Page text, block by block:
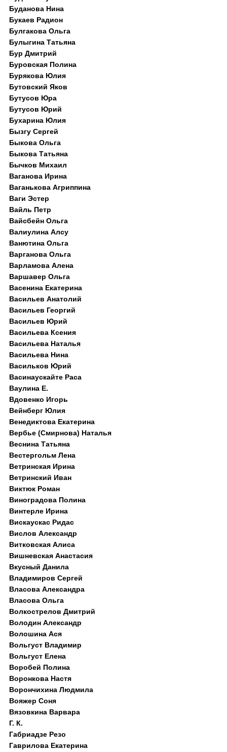
Буданова Нина
Букаев Радион
Булгакова Ольга
Булыгина Татьяна
Бур Дмитрий
Буровская Полина
Бурякова Юлия
Бутовский Яков
Бутусов Юра
Бутусов Юрий
Бухарина Юлия
Бызгу Сергей
Быкова Ольга
Быкова Татьяна
Бычков Михаил
Ваганова Ирина
Ваганькова Агриппина
Ваги Эстер
Вайль Петр
Вайсбейн Ольга
Валиулина Алсу
Ванютина Ольга
Варганова Ольга
Варламова Алена
Варшавер Ольга
Васенина Екатерина
Васильев Анатолий
Васильев Георгий
Васильев Юрий
Васильева Ксения
Васильева Наталья
Васильева Нина
Васильков Юрий
Васинаускайте Раса
Ваулина Е.
Вдовенко Игорь
Вейнберг Юлия
Венедиктова Екатерина
Вербье (Смирнова) Наталья
Веснина Татьяна
Вестергольм Лена
Ветринская Ирина
Ветринский Иван
Виктюк Роман
Виноградова Полина
Винтерле Ирина
Вискаускас Ридас
Вислов Александр
Витковская Алиса
Вишневская Анастасия
Вкусный Данила
Владимиров Сергей
Власова Александра
Власова Ольга
Волкострелов Дмитрий
Володин Александр
Волошина Ася
Вольгуст Владимир
Вольгуст Елена
Воробей Полина
Воронкова Настя
Ворончихина Людмила
Вояжер Соня
Вязовкина Варвара
Г. К.
Габриадзе Резо
Гаврилова Екатерина